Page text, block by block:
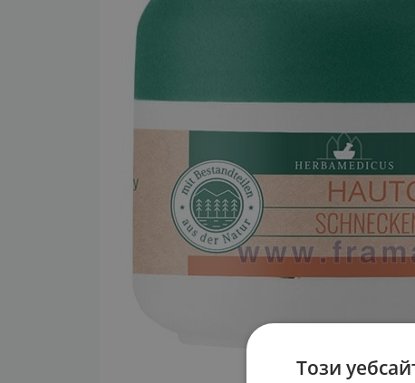
Този